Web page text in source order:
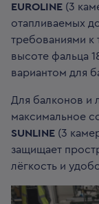
EUROLINE (3
отапливаемых
требованиями к
высоте фальца
вариантом для
Для балконов и
максимальное
SUNLINE (3
защищает
лёгкость и